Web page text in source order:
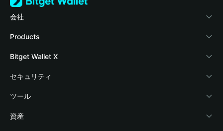
会社
Bitget Walletについて
ブログ
アカデミー
暗号資産ニュース
Help Center
Products
Crypto Card
Stablecoin Earn
Payfi Crypto
Crypto Swap API
Bitget Wallet X
デベロッパー
ウォレットを接続
Bitget Wallet Pay
セキュリティ
保護基金
セキュリティ技術
ツール
暗号資産を購入
資産